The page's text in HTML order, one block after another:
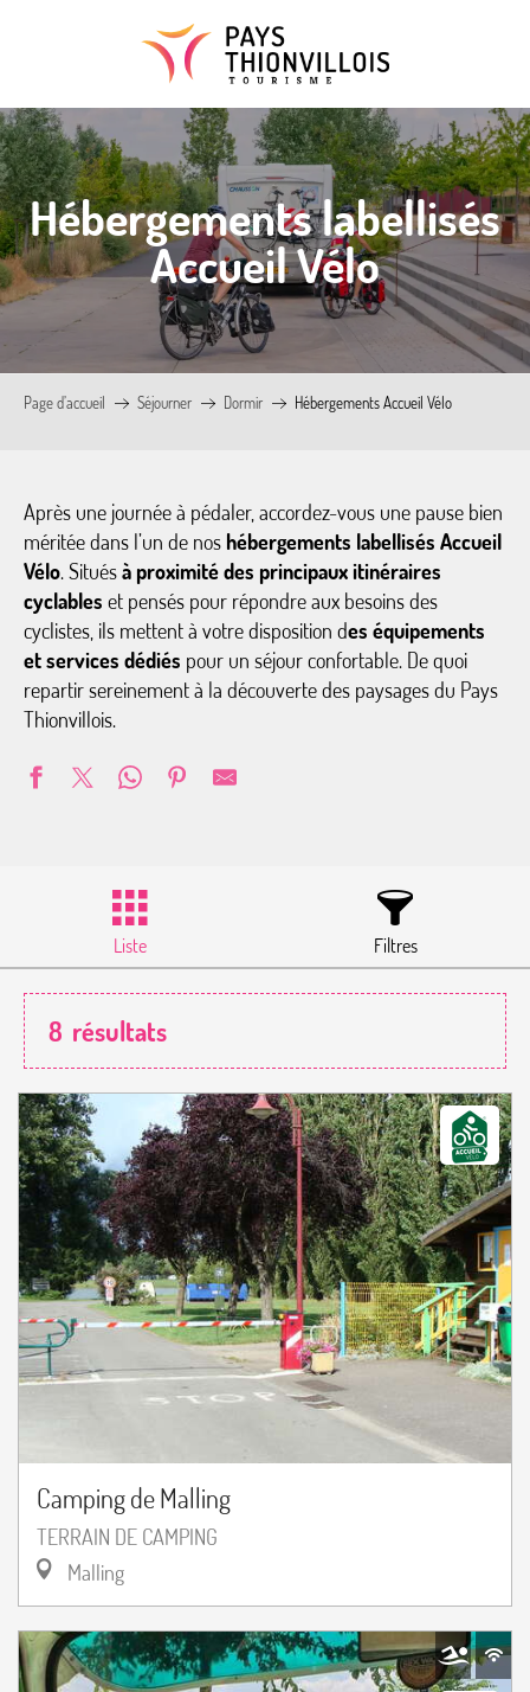
Hébergements labellisés
Accueil Vélo
Page d’accueil Séjourner Dormir Hébergements Accueil Vélo
Après une journée à pédaler, accordez-vous une pause bien
méritée dans l’un de nos hébergements labellisés Accueil
Vélo. Situésà proximité des principaux itinéraires
cyclables et pensés pour répondre aux besoins des
cyclistes, ils mettent à votre disposition des équipements
et services dédiés pour un séjour confortable. De quoi
repartir sereinement à la découverte des paysages du Pays
Thionvillois.
Liste Filtres
8 résultats
Camping de Malling
TERRAIN DE CAMPING
Malling